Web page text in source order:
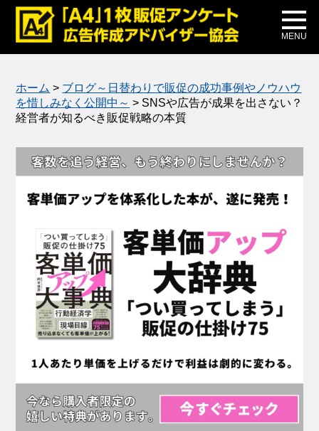
MENU
メディア掲載
公式ブログ
ホーム > ブログ～日替わりで販促の成功事例やノウハウ
を惜しみなく公開中～ > SNSや広告が成果を出さない？
経営者が知るべき販促戦略の本質